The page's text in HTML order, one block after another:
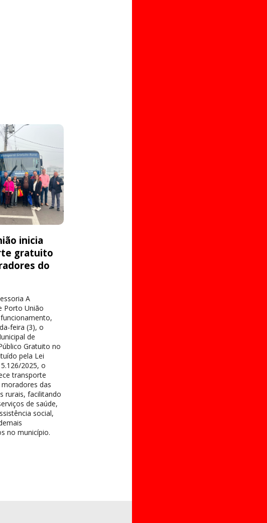
inicia
gratuito
do
A
Porto União
feira (3), o
de
Gratuito no
pela Lei
2025, o
transporte
das
rurais, facilitando
de saúde,
social,
no município.